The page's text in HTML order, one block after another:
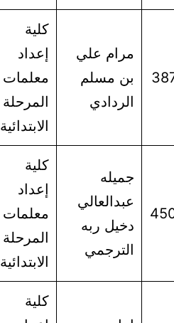
مرام علي
بن مسلم
الردادي
كلية
إعداد
معلمات
المرحلة
الابتدائية
جميله
عبدالعالي
دخيل ربه
الترجمي
كلية
إعداد
معلمات
المرحلة
الابتدائية
كلية